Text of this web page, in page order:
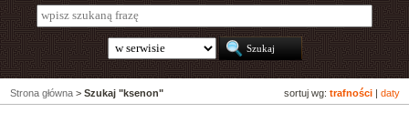
sortuj wg: trafności daty
Strona główna > Szukaj "ksenon"